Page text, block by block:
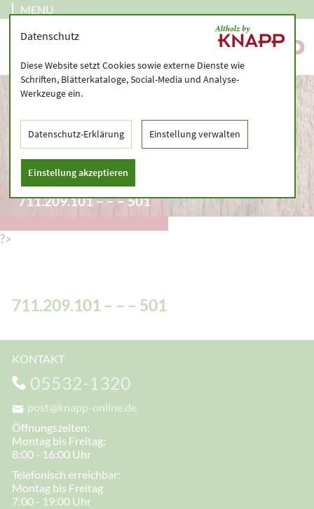
MENU
711.209.101 – – – 501
?>
711.209.101 – – – 501
KONTAKT
05532-1320
post@knapp-online.de
Öffnungszeiten:
Montag bis Freitag:
8:00 - 16:00 Uhr
Telefonisch erreichbar:
Montag bis Freitag
7:00 - 19:00 Uhr
Datenschutz
Diese Website setzt Cookies sowie externe Dienste wie
Schriften, Blätterkataloge, Social-Media und Analyse-
Werkzeuge ein.
Datenschutz-Erklärung Einstellung verwalten
Einstellung akzeptieren